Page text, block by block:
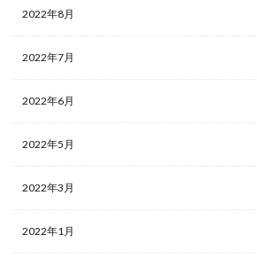
2022年8月
2022年7月
2022年6月
2022年5月
2022年3月
2022年1月